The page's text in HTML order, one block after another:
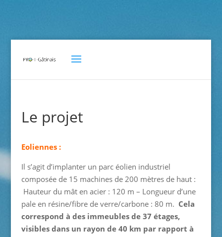
Le projet
Eoliennes :
Il s’agit d’implanter un parc éolien industriel
composée de 15 machines de 200 mètres de haut :
Hauteur du mât en acier : 120 m – Longueur d’une
pale en résine/fibre de verre/carbone : 80 m. Cela
correspond à des immeubles de 37 étages,
visibles dans un rayon de 40 km par rapport à